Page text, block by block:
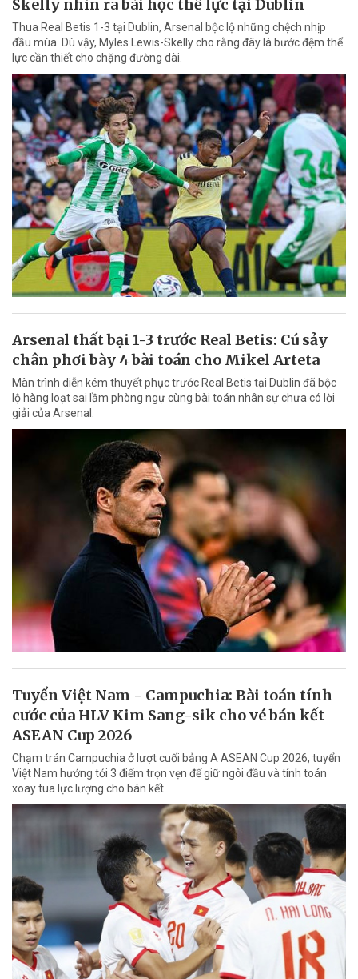
Skelly nhìn ra bài học thể lực tại Dublin
Thua Real Betis 1-3 tại Dublin, Arsenal bộc lộ những chệch nhịp
đầu mùa. Dù vậy, Myles Lewis-Skelly cho rằng đây là bước đệm thể
lực cần thiết cho chặng đường dài.
Arsenal thất bại 1-3 trước Real Betis: Cú sảy
chân phơi bày 4 bài toán cho Mikel Arteta
Màn trình diễn kém thuyết phục trước Real Betis tại Dublin đã bộc
lộ hàng loạt sai lầm phòng ngự cùng bài toán nhân sự chưa có lời
giải của Arsenal.
Tuyển Việt Nam - Campuchia: Bài toán tính
cước của HLV Kim Sang-sik cho vé bán kết
ASEAN Cup 2026
Chạm trán Campuchia ở lượt cuối bảng A ASEAN Cup 2026, tuyển
Việt Nam hướng tới 3 điểm trọn vẹn để giữ ngôi đầu và tính toán
xoay tua lực lượng cho bán kết.